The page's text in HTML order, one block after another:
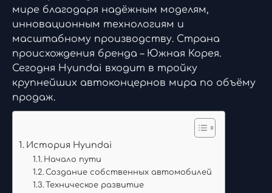
мире благодаря надёжным моделям,
инновационным технологиям и
масштабному производству. Страна
происхождения бренда – Южная Корея.
Сегодня Hyundai входит в тройку
крупнейших автоконцернов мира по объёму
продаж.
История Hyundai
Начало пути
Создание собственных автомобилей
Техническое развитие